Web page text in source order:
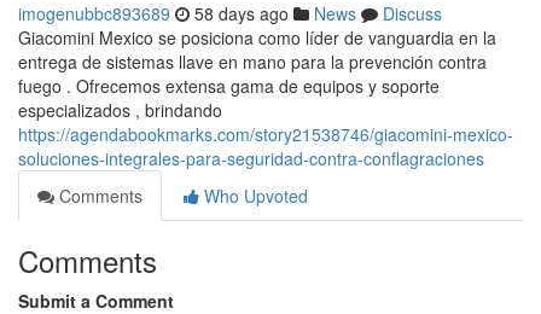
imogenubbc893689 58 days ago News
Discuss
Giacomini Mexico se posiciona como líder de vanguardia en la
entrega de sistemas llave en mano para la prevención contra
fuego . Ofrecemos extensa gama de equipos y soporte
especializados , brindando
https://agendabookmarks.com/story21538746/giacomini-mexico-
soluciones-integrales-para-seguridad-contra-conflagraciones
Comments
Who Upvoted
Comments
Submit a Comment